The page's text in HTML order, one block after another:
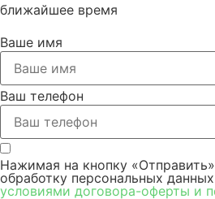
ближайшее время
Ваше имя
Ваш телефон
Нажимая на кнопку
обработку персональных
условиями договора-оферты и